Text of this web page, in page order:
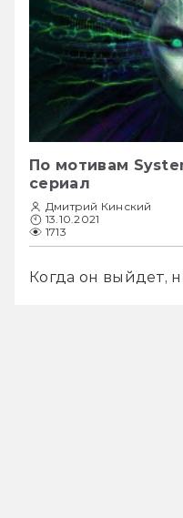
По мотивам
сериал
Дмитрий Кинский
13.10.2021
1713
Когда он выйдет,